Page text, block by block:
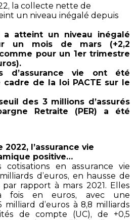
la collecte nette de
un niveau inégalé depuis
atteint un niveau inégalé
un mois de mars (+2,2
pour un 1er trimestre
d’assurance vie ont été
de la loi PACTE sur le
des 3 millions d’assurés
Retraite (PER) a été
l’assurance vie
positive…
cotisations en assurance vie
d’euros, en hausse de
par rapport à mars 2021. Elles
fois en euros, avec une
milliard d’euros à 8,8 milliards
de compte (UC), de +0,5